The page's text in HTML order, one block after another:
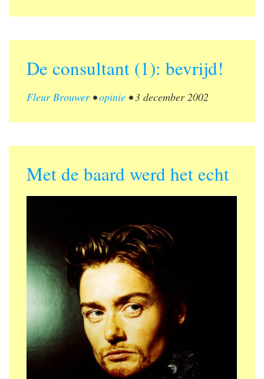
De consultant (1): bevrijd!
Fleur Brouwer•opinie •3 december 2002
Met de baard werd het echt